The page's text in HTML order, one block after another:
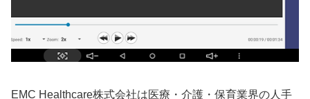
EMC Healthcare株式会社は医療・介護・保育業界の人手